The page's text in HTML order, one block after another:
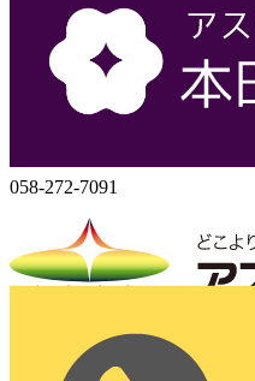
株式会社アスピカ
500-8357
岐阜県岐阜市六条大溝1丁目
058-272-7091
株式会社アスピカ
〒500-8357